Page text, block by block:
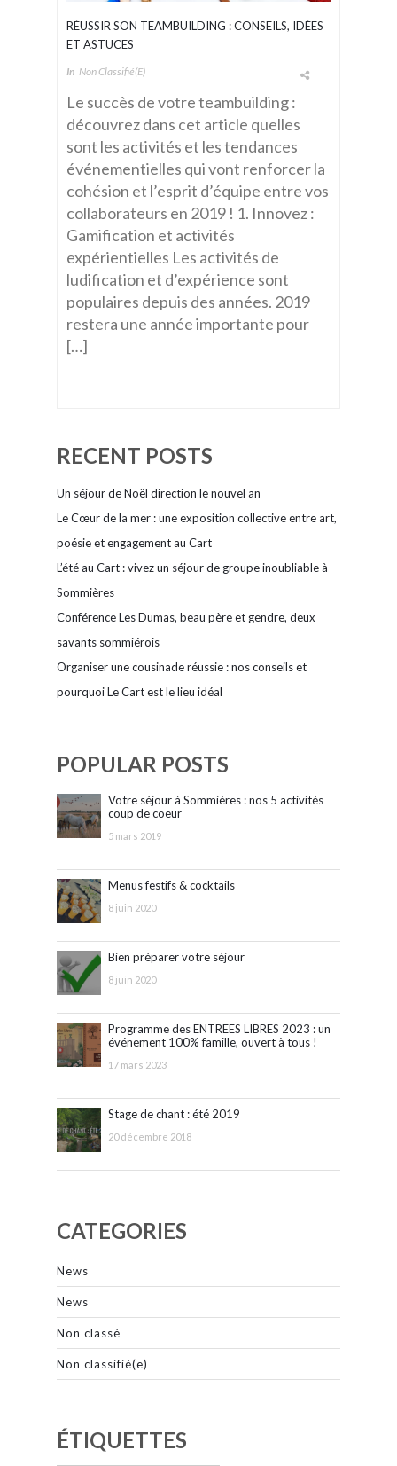
RÉUSSIR SON TEAMBUILDING : CONSEILS, IDÉES
ET ASTUCES
In Non Classifié(e)
Le succès de votre teambuilding :
découvrez dans cet article quelles
sont les activités et les tendances
événementielles qui vont renforcer la
cohésion et l’esprit d’équipe entre vos
collaborateurs en 2019 ! 1. Innovez :
Gamification et activités
expérientielles Les activités de
ludification et d’expérience sont
populaires depuis des années. 2019
restera une année importante pour
[…]
RECENT POSTS
Un séjour de Noël direction le nouvel an
Le Cœur de la mer : une exposition collective entre art,
poésie et engagement au Cart
L’été au Cart : vivez un séjour de groupe inoubliable à
Sommières
Conférence Les Dumas, beau père et gendre, deux
savants sommiérois
Organiser une cousinade réussie : nos conseils et
pourquoi Le Cart est le lieu idéal
POPULAR POSTS
Votre séjour à Sommières : nos 5 activités
coup de coeur
5 mars 2019
Menus festifs & cocktails
8 juin 2020
Bien préparer votre séjour
8 juin 2020
Programme des ENTREES LIBRES 2023 : un
événement 100% famille, ouvert à tous !
17 mars 2023
Stage de chant : été 2019
20 décembre 2018
CATEGORIES
News
News
Non classé
Non classifié(e)
ÉTIQUETTES